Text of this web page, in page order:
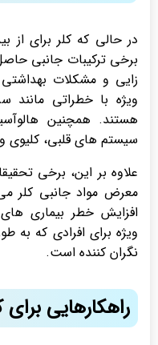
در حالی که کلر برای
برخی ترکیبات جانبی
زایی و مشکلات
ویژه با خطراتی مانند
هستند. همچنین
سیستم های قلبی، کلیوی و
علاوه بر این، برخی
معرض مواد جانبی کلر
افزایش خطر بیماری
ویژه برای افرادی که به
نگران کننده است.
راهکارهایی